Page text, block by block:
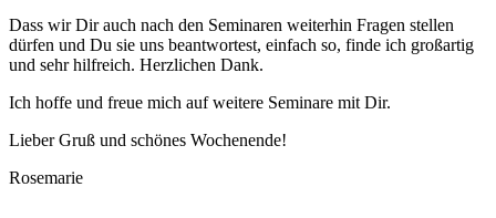
Dass wir Dir auch nach den Seminaren weiterhin Fragen stellen
dürfen und Du sie uns beantwortest, einfach so, finde ich großartig
und sehr hilfreich. Herzlichen Dank.
Ich hoffe und freue mich auf weitere Seminare mit Dir.
Lieber Gruß und schönes Wochenende!
Rosemarie